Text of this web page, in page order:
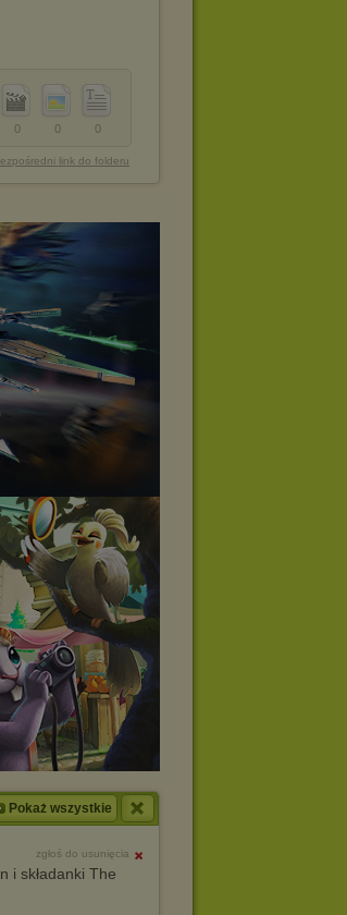
0
0
0
link do folderu
Pokaż wszystkie
zgłoś do usunięcia
i składanki The